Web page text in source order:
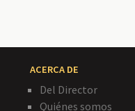
ACERCA DE
Del Director
Quiénes somos